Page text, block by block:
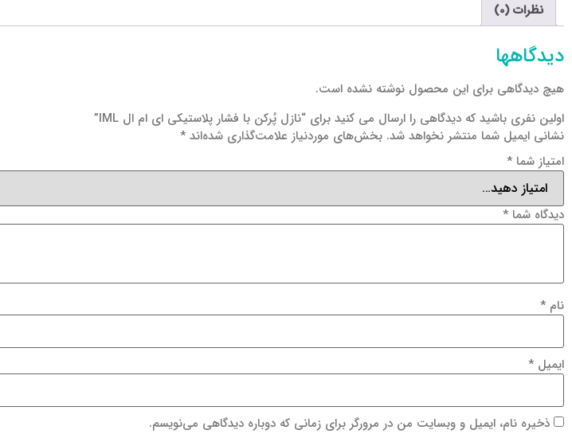
نظرات (0)
دیدگاهها
هیچ دیدگاهی برای این محصول نوشته نشده است.
اولین نفری باشید که دیدگاهی را ارسال می کنید برای “نازل پُرکن با فشار پلاستیکی ای ام ال IML”
نشانی ایمیل شما منتشر نخواهد شد. بخش‌های موردنیاز علامت‌گذاری شده‌اند *
امتیاز شما *
دیدگاه شما *
نام *
ایمیل *
ذخیره نام، ایمیل و وبسایت من در مرورگر برای زمانی که دوباره دیدگاهی می‌نویسم.